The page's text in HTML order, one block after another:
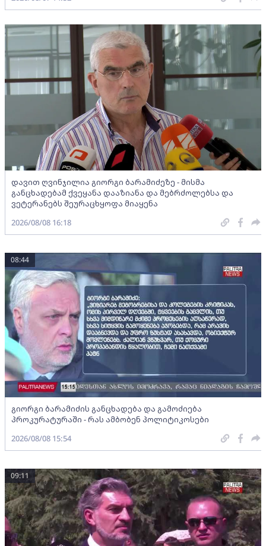
დავით ღვინჯილია გიორგი ბარამიძეზე - მისმა
განცხადებამ ქვეყანა დააზიანა და მებრძოლებსა და
ვეტერანებს შეურაცხყოფა მიაყენა
2026/08/08 16:18
გიორგი ბარამიძის განცხადება და გამოძიება
პროკურატურაში - რას ამბობენ პოლიტიკოსები
08:44
2026/08/08 15:54
09:11